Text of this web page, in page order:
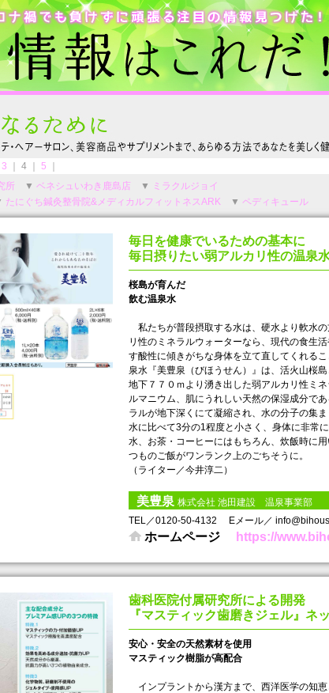
3 ｜ 4 ｜ 5
所 ▼ ベネシュいわき鹿島店 ▼
ミラクルジョイ
たにぐち鍼灸整骨院&メディカルフィットネスARK ▼ ペディキュール
毎日を健康でいるための基本に
毎日摂りたい弱アルカリ性の温泉
桜島が育んだ
飲む温泉水
私たちが普段摂取する水は、硬水より軟水
リ性のミネラルウォーターなら、現代の食生
す酸性に傾きがちな身体を立て直してくれる
泉水『美豊泉（びほうせん）』は、活火山桜
地下７７０ｍより湧き出した弱アルカリ性ミ
ルマニウム、肌にうれしい天然の保湿成分で
ラルが地下深くにて凝縮され、水の分子の集
水に比べて3分の1程度と小さく、身体に非常
水、お茶・コーヒーにはもちろん、炊飯時に
つものご飯がワンランク上のごちそうに。
（ライター／今井淳二）
美豊泉 株式会社 池田建設 温泉事業部
TEL／0120-50-4132
Eメール／
ホームページ https://
歯科医院付属研究所による開発
『マスティック歯磨きジェル』ネ
安心・安全の天然素材を使用
マスティック樹脂が高配合
インプラントから漢方まで、西洋医学の知恵